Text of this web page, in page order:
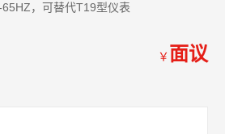
，可替代T19型仪表
￥ 面议